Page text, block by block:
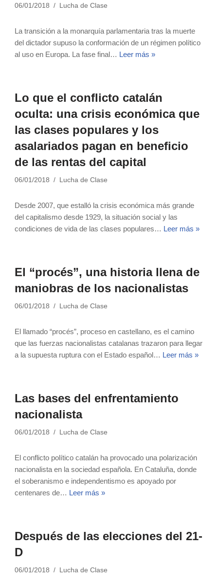
06/01/2018 Lucha de Clase
La transición a la monarquía parlamentaria tras la muerte
del dictador supuso la conformación de un régimen político
al uso en Europa. La fase final… Leer más »
Lo que el conflicto catalán
oculta: una crisis económica que
las clases populares y los
asalariados pagan en beneficio
de las rentas del capital
06/01/2018 Lucha de Clase
Desde 2007, que estalló la crisis económica más grande
del capitalismo desde 1929, la situación social y las
condiciones de vida de las clases populares… Leer más »
El “procés”, una historia llena de
maniobras de los nacionalistas
06/01/2018 Lucha de Clase
El llamado “procés”, proceso en castellano, es el camino
que las fuerzas nacionalistas catalanas trazaron para llegar
a la supuesta ruptura con el Estado español… Leer más »
Las bases del enfrentamiento
nacionalista
06/01/2018 Lucha de Clase
El conflicto político catalán ha provocado una polarización
nacionalista en la sociedad española. En Cataluña, donde
el soberanismo e independentismo es apoyado por
centenares de… Leer más »
Después de las elecciones del 21-
D
06/01/2018 Lucha de Clase